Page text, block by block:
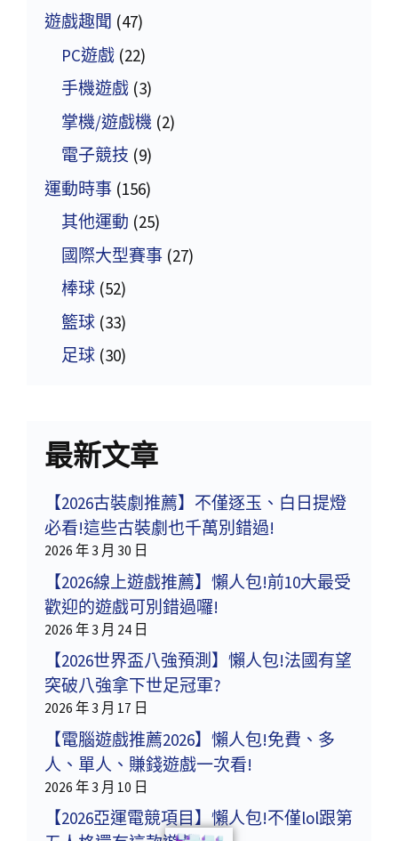
遊戲趣聞 (47)
PC遊戲 (22)
手機遊戲 (3)
掌機/遊戲機 (2)
電子競技 (9)
運動時事 (156)
其他運動 (25)
國際大型賽事 (27)
棒球 (52)
籃球 (33)
足球 (30)
最新文章
【2026古裝劇推薦】不僅逐玉、白日提燈
必看!這些古裝劇也千萬別錯過!
2026 年 3 月 30 日
【2026線上遊戲推薦】懶人包!前10大最受
歡迎的遊戲可別錯過囉!
2026 年 3 月 24 日
【2026世界盃八強預測】懶人包!法國有望
突破八強拿下世足冠軍?
2026 年 3 月 17 日
【電腦遊戲推薦2026】懶人包!免費、多
人、單人、賺錢遊戲一次看!
2026 年 3 月 10 日
【2026亞運電競項目】懶人包!不僅lol跟第